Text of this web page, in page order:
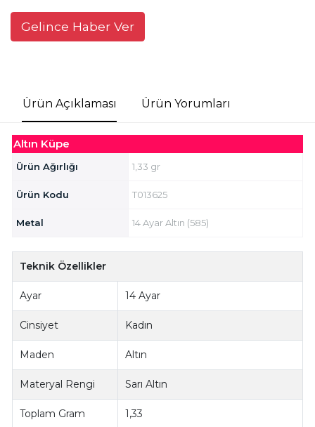
Gelince Haber Ver
Ürün Açıklaması Ürün Yorumları
Altın Küpe
Ürün Ağırlığı 1,33 gr
Ürün Kodu T013625
Metal 14 Ayar Altın (585)
Teknik Özellikler
Ayar 14 Ayar
Cinsiyet Kadın
Maden Altın
Materyal Rengi Sarı Altın
Toplam Gram 1,33